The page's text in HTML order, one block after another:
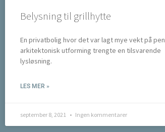
Belysning til grillhytte
En privatbolig hvor det var lagt mye vekt på pen
arkitektonisk utforming trengte en tilsvarende
lysløsning.
LES MER »
september 8, 2021 Ingen kommentarer